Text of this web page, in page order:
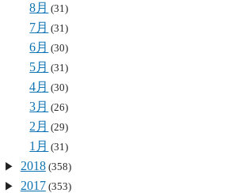
8月 (31)
7月 (31)
6月 (30)
5月 (31)
4月 (30)
3月 (26)
2月 (29)
1月 (31)
2018(358)
2017(353)